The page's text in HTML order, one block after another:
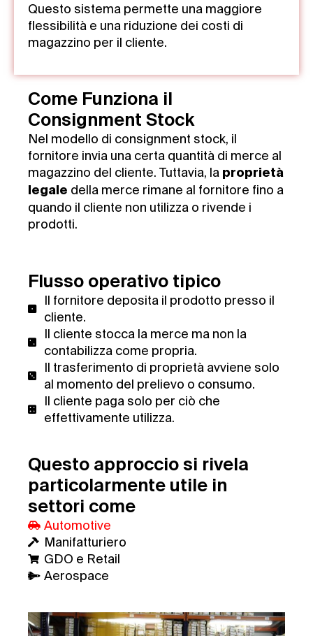
Questo sistema permette una maggiore
flessibilità e una riduzione dei costi di
magazzino per il cliente.
Come Funziona il
Consignment Stock
Nel modello di consignment stock, il
fornitore invia una certa quantità di merce al
magazzino del cliente. Tuttavia, la proprietà
legale della merce rimane al fornitore fino a
quando il cliente non utilizza o rivende i
prodotti.
Flusso operativo tipico
Il fornitore deposita il prodotto presso il
cliente.
Il cliente stocca la merce ma non la
contabilizza come propria.
Il trasferimento di proprietà avviene solo
al momento del prelievo o consumo.
Il cliente paga solo per ciò che
effettivamente utilizza.
Questo approccio si rivela
particolarmente utile in
settori come
Automotive
Manifatturiero
GDO e Retail
Aerospace